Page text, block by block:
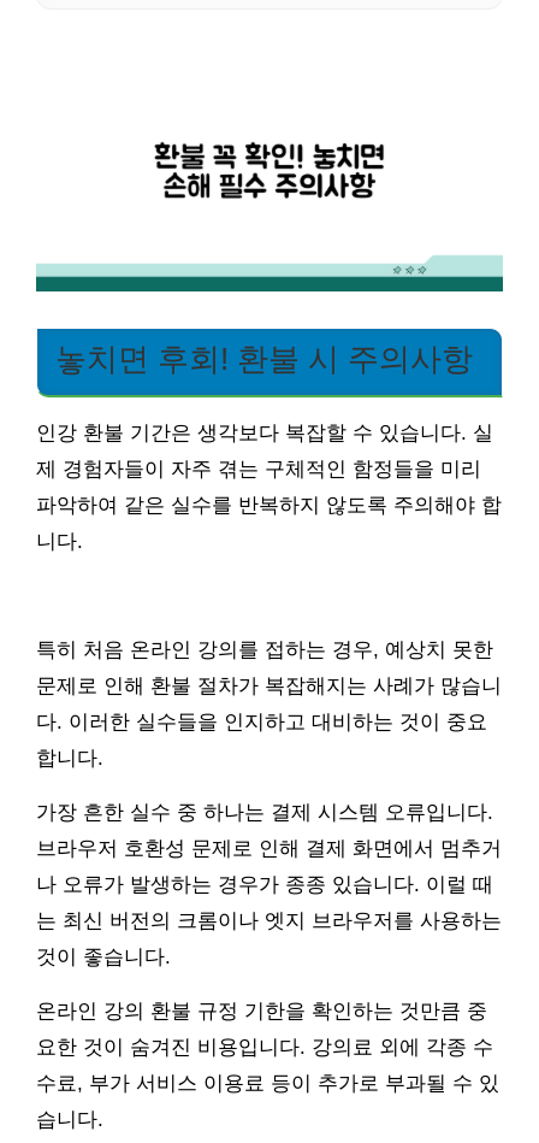
놓치면 후회! 환불 시 주의사항
인강 환불 기간은 생각보다 복잡할 수 있습니다. 실
제 경험자들이 자주 겪는 구체적인 함정들을 미리
파악하여 같은 실수를 반복하지 않도록 주의해야 합
니다.
특히 처음 온라인 강의를 접하는 경우, 예상치 못한
문제로 인해 환불 절차가 복잡해지는 사례가 많습니
다. 이러한 실수들을 인지하고 대비하는 것이 중요
합니다.
가장 흔한 실수 중 하나는 결제 시스템 오류입니다.
브라우저 호환성 문제로 인해 결제 화면에서 멈추거
나 오류가 발생하는 경우가 종종 있습니다. 이럴 때
는 최신 버전의 크롬이나 엣지 브라우저를 사용하는
것이 좋습니다.
온라인 강의 환불 규정 기한을 확인하는 것만큼 중
요한 것이 숨겨진 비용입니다. 강의료 외에 각종 수
수료, 부가 서비스 이용료 등이 추가로 부과될 수 있
습니다.